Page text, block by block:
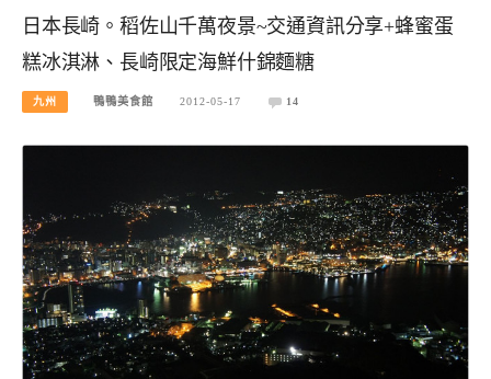
日本長崎。稻佐山千萬夜景~交通資訊分享+蜂蜜蛋
糕冰淇淋、長崎限定海鮮什錦麵糖
九州 鴨鴨美食館 2012-05-17 14